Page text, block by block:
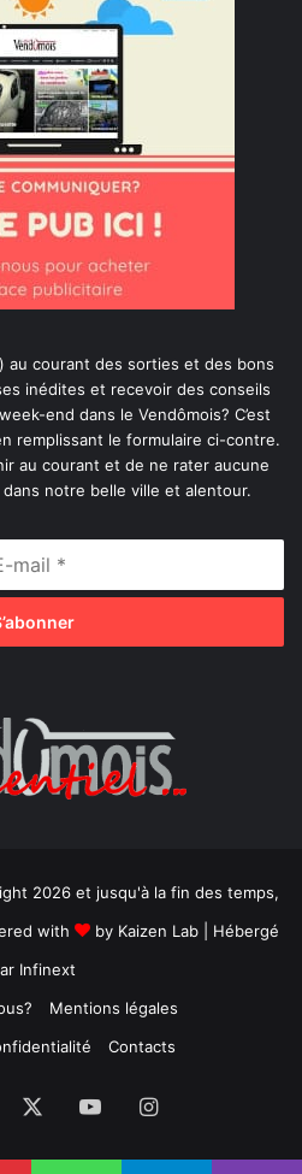
au courant des sorties et des bons
inédites et recevoir des conseils
end dans le Vendômois? C’est
remplissant le formulaire ci-contre.
au courant et de ne rater aucune
notre belle ville et alentour.
2026 et jusqu'à la fin des temps,
with
by Kaizen Lab | Hébergé
Infinext
Mentions légales
Contacts
YouTubeInstagram